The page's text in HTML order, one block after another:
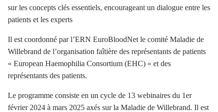
sur les concepts clés essentiels, encourageant un dialogue entre les
patients et les experts
Il est coordonné par l’ERN EuroBloodNet le comité Maladie de
Willebrand de l’organisation faîtière des représentants de patients
« European Haemophilia Consortium (EHC) » et des
représentants des patients.
Le programme consiste en un cycle de 13 webinaires du 1er
février 2024 à mars 2025 axés sur la Maladie de Willebrand. Il est